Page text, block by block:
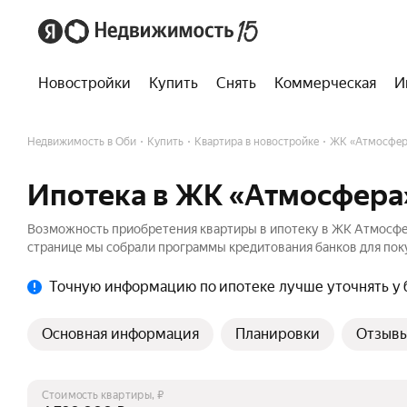
Новостройки Купить Снять Коммерческая
Недвижимость в Оби Купить Квартира в новостройке ЖК
Ипотека в ЖК
Возможность приобретения квартиры в ипотеку в ЖК
странице мы собрали программы кредитования банков для
Точную информацию по ипотеке лучше уточнять у
Основная информация Планировки
Стоимость квартиры, ₽